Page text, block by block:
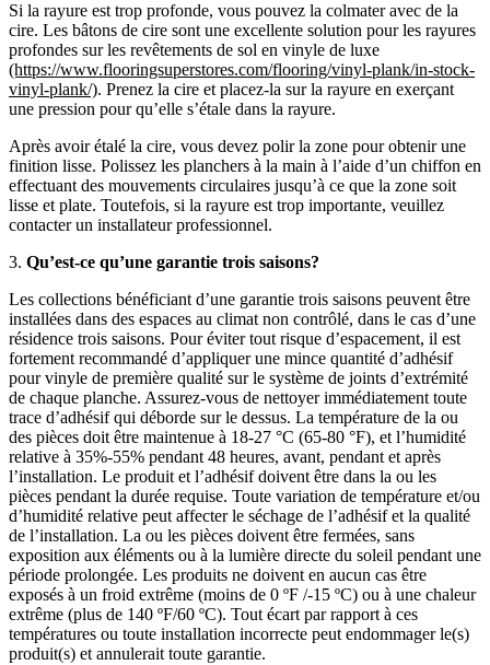
Si la rayure est trop profonde, vous pouvez la colmater avec de la
cire. Les bâtons de cire sont une excellente solution pour les rayures
profondes sur les revêtements de sol en vinyle de luxe
(https://www.flooringsuperstores.com/flooring/vinyl-plank/in-stock-
vinyl-plank/). Prenez la cire et placez-la sur la rayure en exerçant
une pression pour qu’elle s’étale dans la rayure.
Après avoir étalé la cire, vous devez polir la zone pour obtenir une
finition lisse. Polissez les planchers à la main à l’aide d’un chiffon en
effectuant des mouvements circulaires jusqu’à ce que la zone soit
lisse et plate. Toutefois, si la rayure est trop importante, veuillez
contacter un installateur professionnel.
3. Qu’est-ce qu’une garantie trois saisons?
Les collections bénéficiant d’une garantie trois saisons peuvent être
installées dans des espaces au climat non contrôlé, dans le cas d’une
résidence trois saisons. Pour éviter tout risque d’espacement, il est
fortement recommandé d’appliquer une mince quantité d’adhésif
pour vinyle de première qualité sur le système de joints d’extrémité
de chaque planche. Assurez-vous de nettoyer immédiatement toute
trace d’adhésif qui déborde sur le dessus. La température de la ou
des pièces doit être maintenue à 18-27 °C (65-80 °F), et l’humidité
relative à 35%-55% pendant 48 heures, avant, pendant et après
l’installation. Le produit et l’adhésif doivent être dans la ou les
pièces pendant la durée requise. Toute variation de température et/ou
d’humidité relative peut affecter le séchage de l’adhésif et la qualité
de l’installation. La ou les pièces doivent être fermées, sans
exposition aux éléments ou à la lumière directe du soleil pendant une
période prolongée. Les produits ne doivent en aucun cas être
exposés à un froid extrême (moins de 0 ºF /-15 ºC) ou à une chaleur
extrême (plus de 140 ºF/60 ºC). Tout écart par rapport à ces
températures ou toute installation incorrecte peut endommager le(s)
produit(s) et annulerait toute garantie.